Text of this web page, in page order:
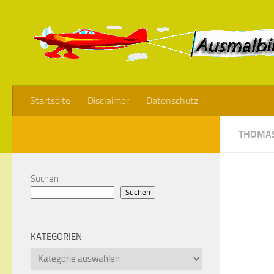
Startseite Disclaimer Datenschutz
Suchen
Suchen
KATEGORIEN
Kategorien